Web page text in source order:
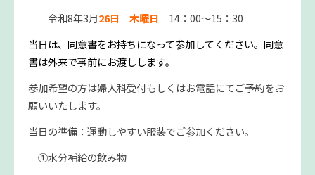
令和8年3月26日 木曜日 14：00～15：30
当日は、同意書をお持ちになって参加してください。同意
書は外来で事前にお渡しします。
参加希望の方は婦人科受付もしくはお電話にてご予約をお
願いいたします。
当日の準備：運動しやすい服装でご参加ください。
①水分補給の飲み物